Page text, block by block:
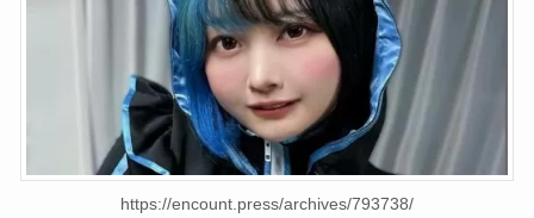
https://encount.press/archives/793738/